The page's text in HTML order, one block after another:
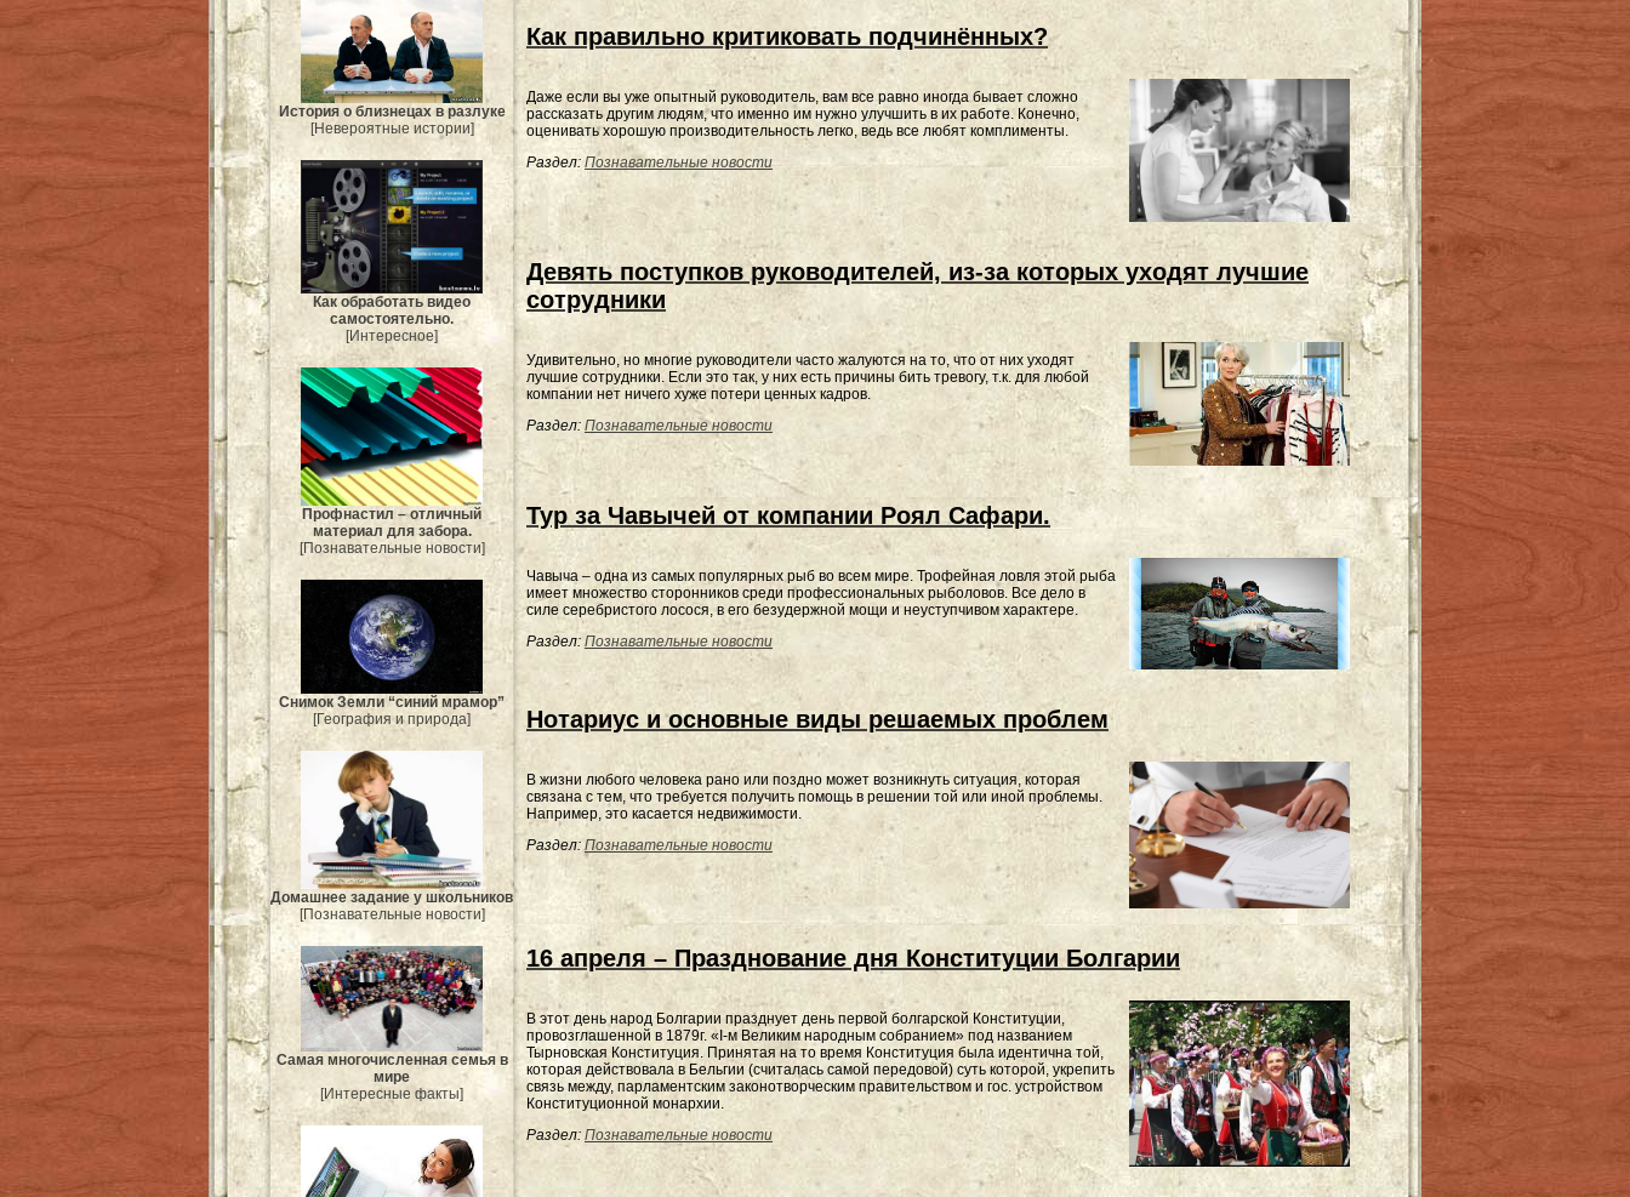
История о близнецах в разлуке
[Невероятные истории]
Как обработать видео
самостоятельно.
[Интересное]
Профнастил – отличный
материал для забора.
[Познавательные новости]
Снимок Земли “синий мрамор”
[География и природа]
Домашнее задание у школьников
[Познавательные новости]
Самая многочисленная семья в
мире
[Интересные факты]
Как правильно критиковать подчинённых?
Даже если вы уже опытный руководитель, вам все равно иногда бывает сложно
рассказать другим людям, что именно им нужно улучшить в их работе. Конечно,
оценивать хорошую производительность легко, ведь все любят комплименты.
Раздел: Познавательные новости
Девять поступков руководителей, из-за которых уходят лучшие
сотрудники
Удивительно, но многие руководители часто жалуются на то, что от них уходят
лучшие сотрудники. Если это так, у них есть причины бить тревогу, т.к. для любой
компании нет ничего хуже потери ценных кадров.
Раздел: Познавательные новости
Тур за Чавычей от компании Роял Сафари.
Чавыча – одна из самых популярных рыб во всем мире. Трофейная ловля этой рыба
имеет множество сторонников среди профессиональных рыболовов. Все дело в
силе серебристого лосося, в его безудержной мощи и неуступчивом характере.
Раздел: Познавательные новости
Нотариус и основные виды решаемых проблем
В жизни любого человека рано или поздно может возникнуть ситуация, которая
связана с тем, что требуется получить помощь в решении той или иной проблемы.
Например, это касается недвижимости.
Раздел: Познавательные новости
16 апреля – Празднование дня Конституции Болгарии
В этот день народ Болгарии празднует день первой болгарской Конституции,
провозглашенной в 1879г. «I-м Великим народным собранием» под названием
Тырновская Конституция. Принятая на то время Конституция была идентична той,
которая действовала в Бельгии (считалась самой передовой) суть которой, укрепить
связь между, парламентским законотворческим правительством и гос. устройством
Конституционной монархии.
Раздел: Познавательные новости